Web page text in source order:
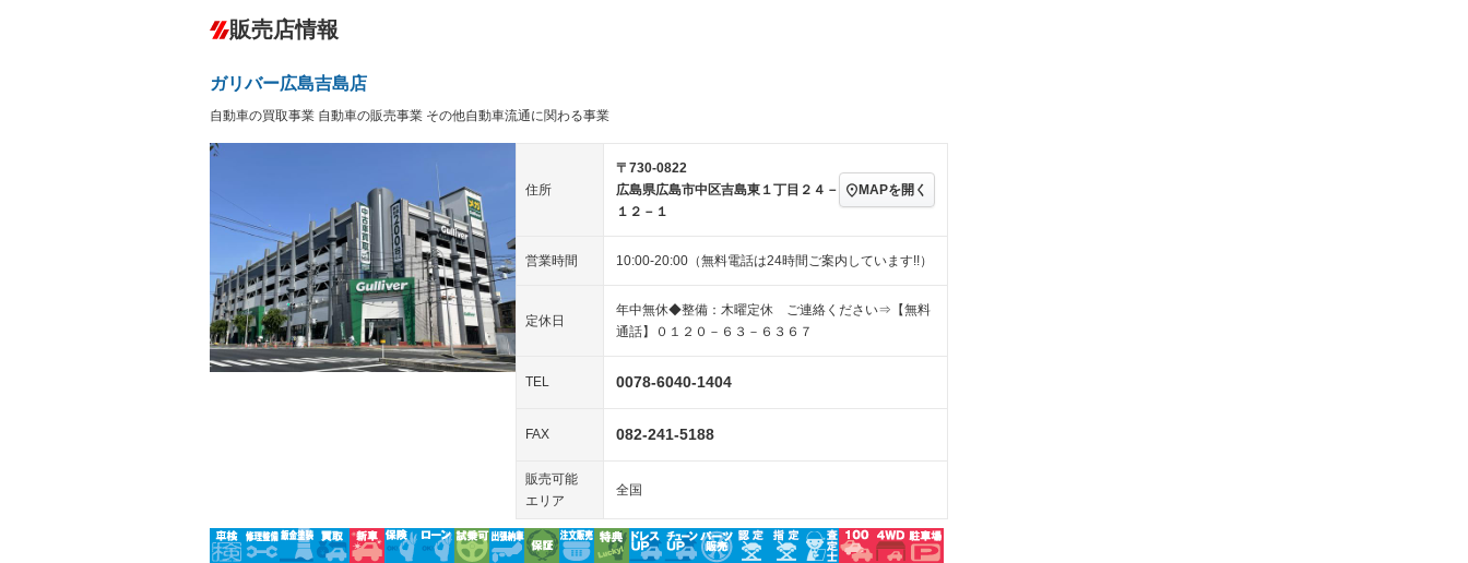
－ ダウンヒルアシストコントロール
－ Bluetooth接続
装備略号／用語解説
オーディオ：CDまたはCDチェンジャー
－
ー
－ LEDヘッドランプ － HID(キセノンライト) －
パワーシート 3列シート － ベンチシート
－ フルフラットシート － チップアップシート
－ シートヒーター － ウォークスルー 電動リアゲート
－ フロントカメラ － シートエアコン 全周囲カメラ － サイドカメラ
－ ルーフレール － エアサスペンション
販売店情報
ガリバー広島吉島店
自動車の買取事業 自動車の販売事業 その他自動車流通に関わる事業
住所
〒730-0822
広島県広島市中区吉島東１丁目２４－
１２－１
MAPを開く
営業時間 10:00-20:00（無料電話は24時間ご案内しています!!）
定休日
年中無休◆整備：木曜定休 ご連絡ください⇒【無料
通話】０１２０－６３－６３６７
TEL 0078-6040-1404
FAX 082-241-5188
販売可能
エリア
全国